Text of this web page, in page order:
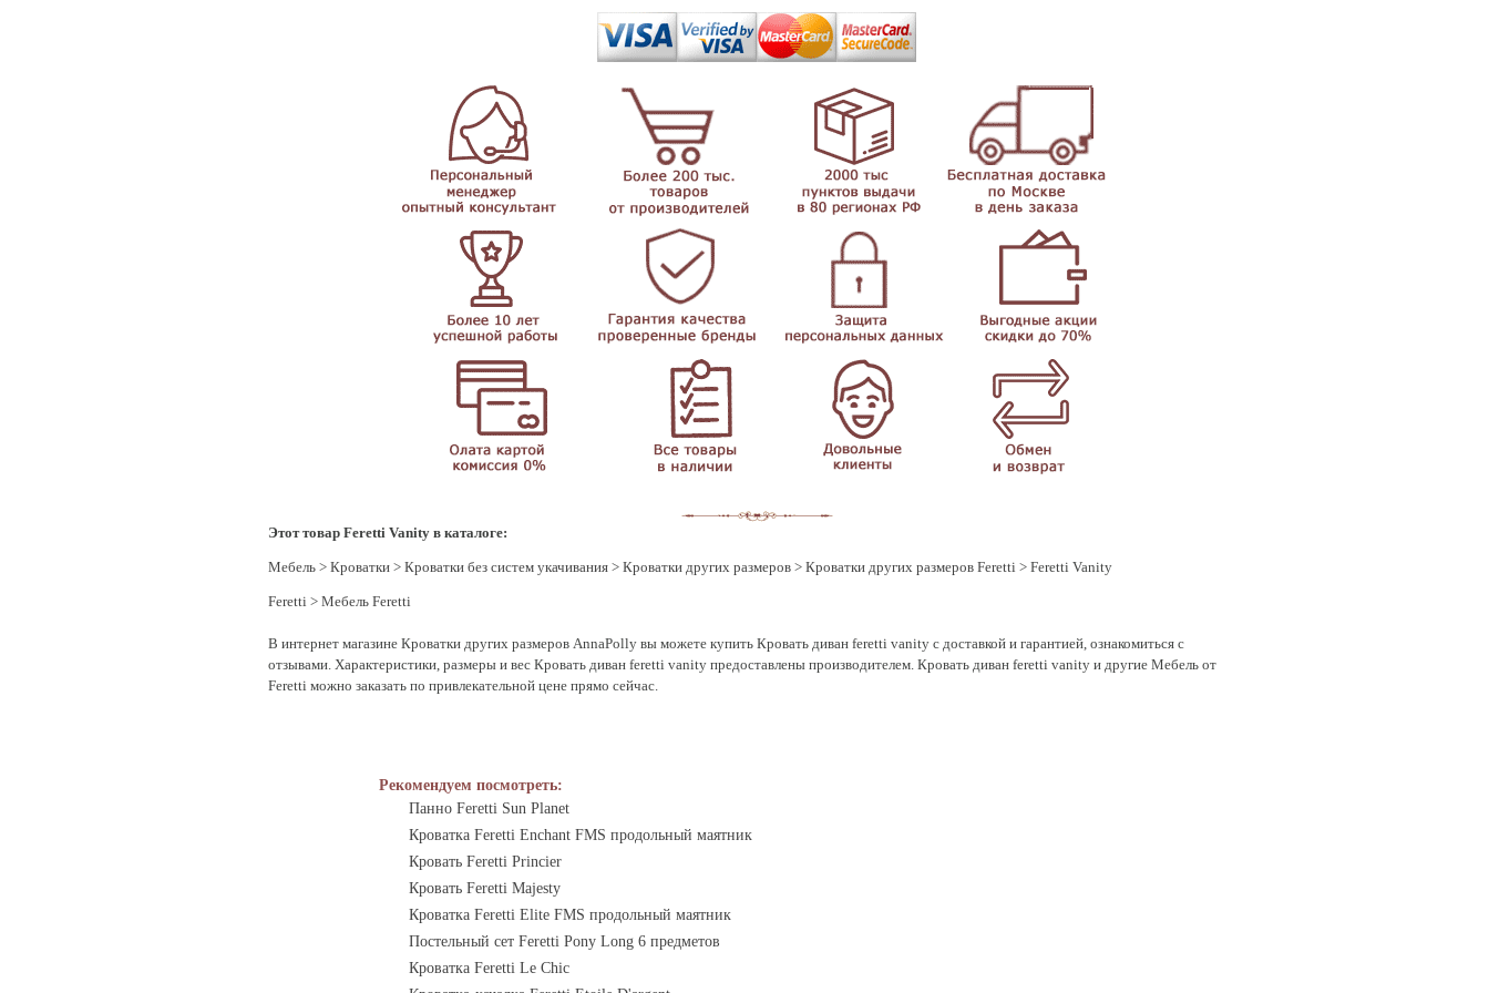
Этот товар Feretti Vanity в каталоге:
Мебель > Кроватки > Кроватки без систем укачивания > Кроватки других размеров > Кроватки других размеров Feretti > Feretti Vanity
Feretti > Мебель Feretti
В интернет магазине Кроватки других размеров AnnaPolly вы можете купить Кровать диван feretti vanity с доставкой и гарантией, ознакомиться с
отзывами. Характеристики, размеры и вес Кровать диван feretti vanity предоставлены производителем. Кровать диван feretti vanity и другие Мебель от
Feretti можно заказать по привлекательной цене прямо сейчас.
Рекомендуем посмотреть:
Панно Feretti Sun Planet
Кроватка Feretti Enchant FMS продольный маятник
Кровать Feretti Princier
Кровать Feretti Majesty
Кроватка Feretti Elite FMS продольный маятник
Постельный сет Feretti Pony Long 6 предметов
Кроватка Feretti Le Chic